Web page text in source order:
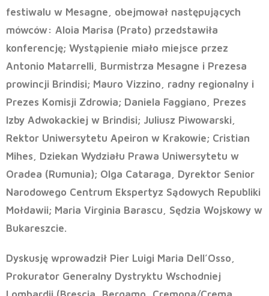
festiwalu w Mesagne, obejmował następujących
mówców: Aloia Marisa (Prato) przedstawiła
konferencję; Wystąpienie miało miejsce przez
Antonio Matarrelli, Burmistrza Mesagne i Prezesa
prowincji Brindisi; Mauro Vizzino, radny regionalny i
Prezes Komisji Zdrowia; Daniela Faggiano, Prezes
Izby Adwokackiej w Brindisi; Juliusz Piwowarski,
Rektor Uniwersytetu Apeiron w Krakowie; Cristian
Mihes, Dziekan Wydziału Prawa Uniwersytetu w
Oradea (Rumunia); Olga Cataraga, Dyrektor Senior
Narodowego Centrum Ekspertyz Sądowych Republiki
Mołdawii; Maria Virginia Barascu, Sędzia Wojskowy w
Bukareszcie.
Dyskusję wprowadził Pier Luigi Maria Dell’Osso,
Prokurator Generalny Dystryktu Wschodniej